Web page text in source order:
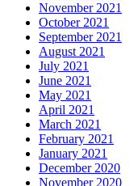
November 2021
October 2021
September 2021
August 2021
July 2021
June 2021
May 2021
April 2021
March 2021
February 2021
January 2021
December 2020
November 2020